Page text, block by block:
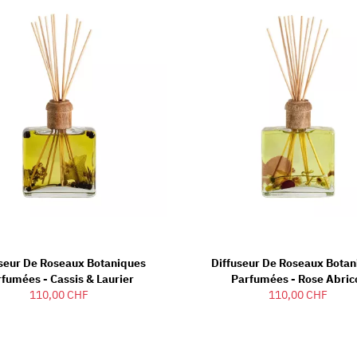
De Roseaux Botaniques
- Cassis & Laurier
110,00 CHF
Diffuseur De Roseaux
Parfumées - Rose
110,00 CHF